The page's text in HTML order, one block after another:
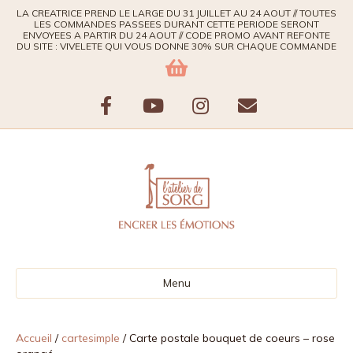
LA CREATRICE PREND LE LARGE DU 31 JUILLET AU 24 AOUT // TOUTES
LES COMMANDES PASSEES DURANT CETTE PERIODE SERONT
ENVOYEES A PARTIR DU 24 AOUT // CODE PROMO AVANT REFONTE
DU SITE : VIVELETE QUI VOUS DONNE 30% SUR CHAQUE COMMANDE
F
o
o
Y
u
t
b
e
I
s
t
g
r
E
Menu
Accueil / cartesimple / Carte postale bouquet de coeurs – rose